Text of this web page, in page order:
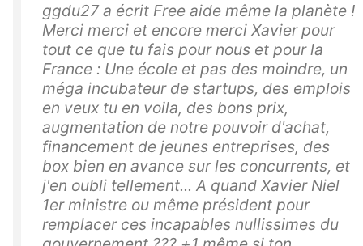
ggdu27 a écrit Free aide même la planète !
Merci merci et encore merci Xavier pour
tout ce que tu fais pour nous et pour la
France : Une école et pas des moindre, un
méga incubateur de startups, des emplois
en veux tu en voila, des bons prix,
augmentation de notre pouvoir d'achat,
financement de jeunes entreprises, des
box bien en avance sur les concurrents, et
j'en oubli tellement... A quand Xavier Niel
1er ministre ou même président pour
remplacer ces incapables nullissimes du